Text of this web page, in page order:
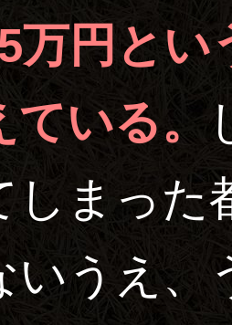
万円とい
ている。
しまった
いうえ、